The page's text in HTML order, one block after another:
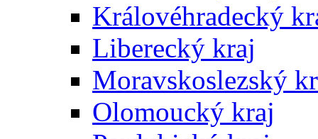
Královéhradecký
Liberecký kraj
Moravskoslezský
Olomoucký kraj